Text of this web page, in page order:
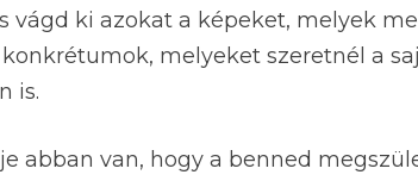
vágd ki azokat a képeket, melyek
melyeket szeretnél a
is.
abban van, hogy a benned